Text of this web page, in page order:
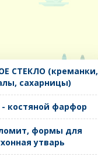
СТЕКЛО (креманки,
сахарницы)
костяной фарфор
формы для
утварь